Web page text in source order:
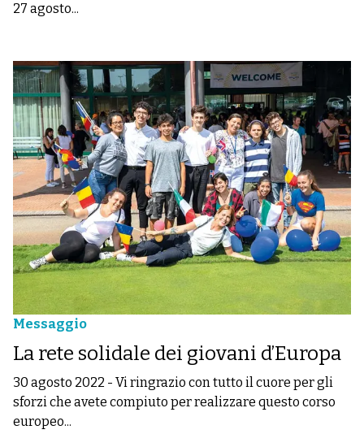
27 agosto...
Messaggio
La rete solidale dei giovani d’Europa
30 agosto 2022 - Vi ringrazio con tutto il cuore per gli
sforzi che avete compiuto per realizzare questo corso
europeo...